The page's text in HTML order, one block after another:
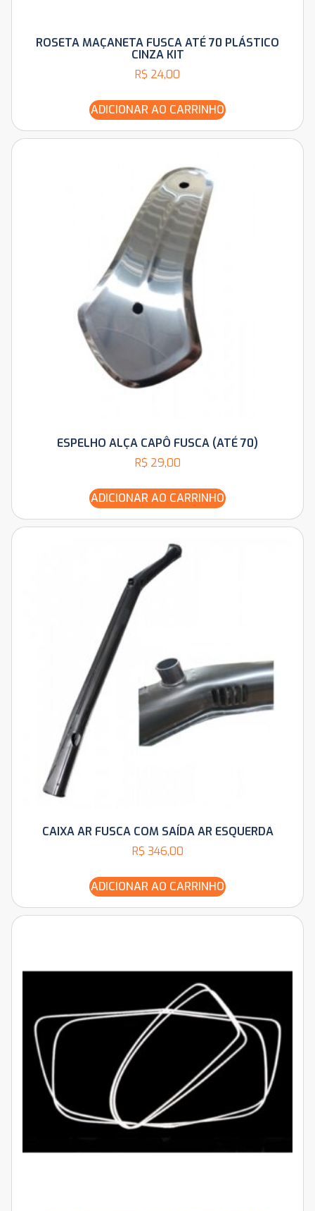
ROSETA MAÇANETA FUSCA ATÉ 70 PLÁSTICO
CINZA KIT
R$ 24,00
ADICIONAR AO CARRINHO
ESPELHO ALÇA CAPÔ FUSCA (ATÉ 70)
R$ 29,00
ADICIONAR AO CARRINHO
CAIXA AR FUSCA COM SAÍDA AR ESQUERDA
R$ 346,00
ADICIONAR AO CARRINHO